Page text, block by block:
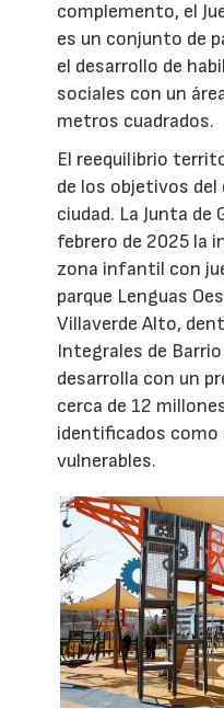
complemento, el
es un conjunto de
el desarrollo de
sociales con un
metros cuadrados.
El reequilibrio
de los objetivos del
ciudad. La Junta de
febrero de 2025 la
zona infantil con
parque Lenguas
Villaverde Alto,
Integrales de
desarrolla con un
cerca de 12
identificados como
vulnerables.